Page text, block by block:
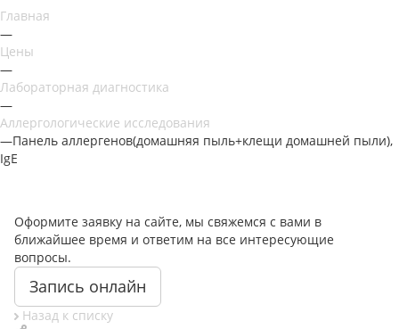
Главная
—
Цены
—
Лабораторная диагностика
—
Аллергологические исследования
—Панель аллергенов(домашняя пыль+клещи домашней пыли),
IgE
Оформите заявку на сайте, мы свяжемся с вами в
ближайшее время и ответим на все интересующие
вопросы.
Запись онлайн
Назад к списку